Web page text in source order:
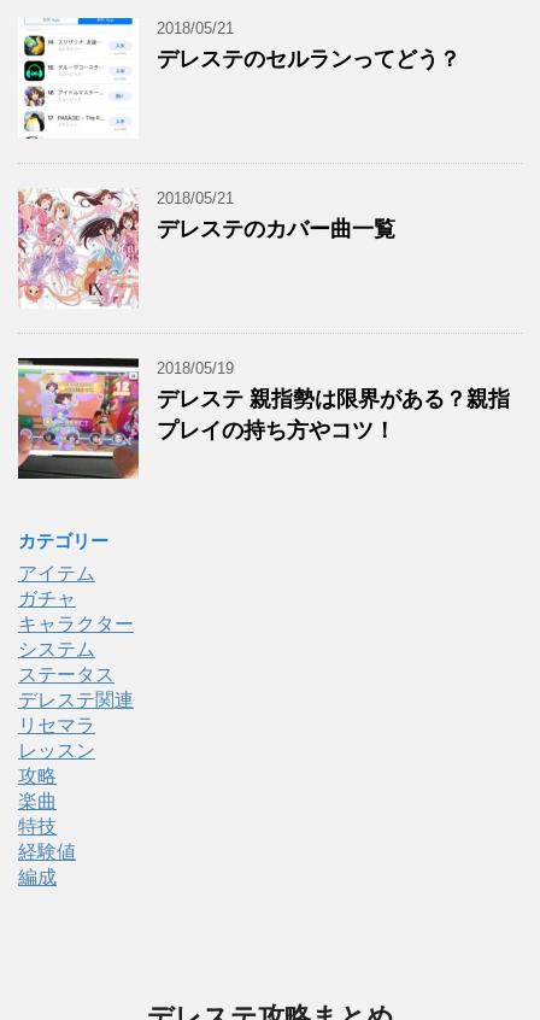
2018/05/21
デレステのセルランってどう？
2018/05/21
デレステのカバー曲一覧
2018/05/19
デレステ 親指勢は限界がある？親指
プレイの持ち方やコツ！
カテゴリー
アイテム
ガチャ
キャラクター
システム
ステータス
デレステ関連
リセマラ
レッスン
攻略
楽曲
特技
経験値
編成